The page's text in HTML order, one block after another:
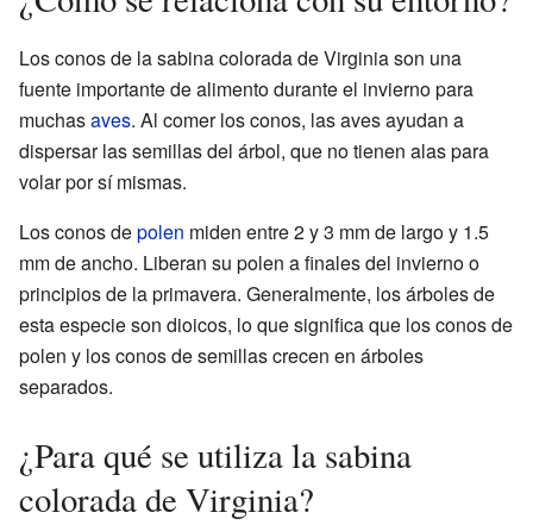
Los conos de la sabina colorada de Virginia son una
fuente importante de alimento durante el invierno para
muchasaves. Al comer los conos, las aves ayudan a
dispersar las semillas del árbol, que no tienen alas para
volar por sí mismas.
Los conos depolen miden entre 2 y 3 mm de largo y 1.5
mm de ancho. Liberan su polen a finales del invierno o
principios de la primavera. Generalmente, los árboles de
esta especie son dioicos, lo que significa que los conos de
polen y los conos de semillas crecen en árboles
separados.
¿Para qué se utiliza la sabina
colorada de Virginia?